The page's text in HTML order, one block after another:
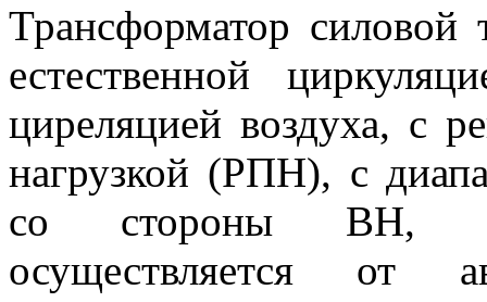
Трансформатор силовой
естественной
циреляцией воздуха, с
нагрузкой (РПН), с
со стороны ВН,
осуществляется от